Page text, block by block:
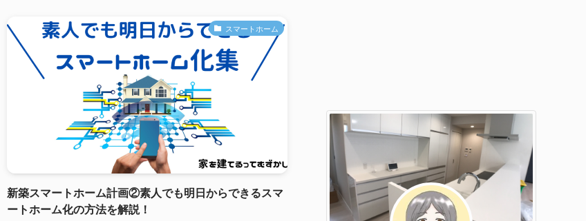
スマートホーム
新築スマートホーム計画②素人でも明日からできるスマ
ートホーム化の方法を解説！